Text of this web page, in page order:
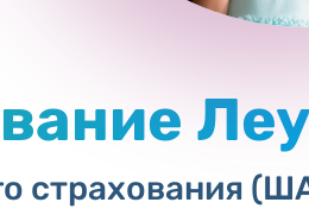
страхования